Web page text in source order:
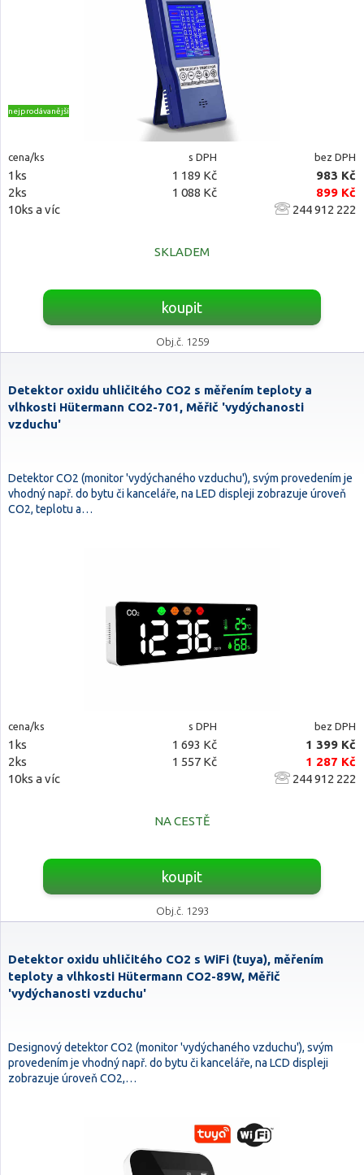
nejprodávanější
cena/ks s DPH bez DPH
1ks 1 189 Kč
983 Kč
2ks
1 088 Kč
899 Kč
10ks a víc
244 912 222
SKLADEM
koupit
Obj.č. 1259
Detektor oxidu uhličitého CO2 s měřením teploty a
vlhkosti Hütermann CO2-701, Měřič 'vydýchanosti
vzduchu'
Detektor CO2 (monitor 'vydýchaného vzduchu'), svým provedením je
vhodný např. do bytu či kanceláře, na LED displeji zobrazuje úroveň
CO2, teplotu a…
cena/ks s DPH bez DPH
1ks 1 693 Kč
1 399 Kč
2ks
1 557 Kč
1 287 Kč
10ks a víc
244 912 222
NA CESTĚ
koupit
Obj.č. 1293
Detektor oxidu uhličitého CO2 s WiFi (tuya), měřením
teploty a vlhkosti Hütermann CO2-89W, Měřič
'vydýchanosti vzduchu'
Designový detektor CO2 (monitor 'vydýchaného vzduchu'), svým
provedením je vhodný např. do bytu či kanceláře, na LCD displeji
zobrazuje úroveň CO2,…